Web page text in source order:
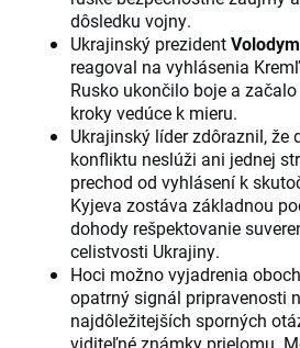
dôsledku vojny.
Ukrajinský prezident
reagoval na vyhlásenia
Rusko ukončilo boje a
kroky vedúce k mieru.
Ukrajinský líder zdôraznil, že
konfliktu neslúži ani jednej
prechod od vyhlásení k
Kyjeva zostáva základnou
dohody rešpektovanie
celistvosti Ukrajiny.
Hoci možno vyjadrenia
opatrný signál pripravenosti
najdôležitejších sporných